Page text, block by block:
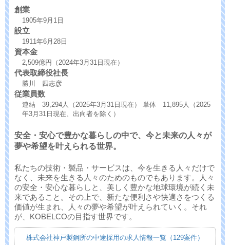
創業
1905年9月1日
設立
1911年6月28日
資本金
2,509億円（2024年3月31日現在）
代表取締役社長
勝川 四志彦
従業員数
連結 39,294人（2025年3月31日現在） 単体 11,895人（2025
年3月31日現在、出向者を除く）
安全・安心で豊かな暮らしの中で、今と未来の人々が
夢や希望を叶えられる世界。
私たちの技術・製品・サービスは、今を生きる人々だけで
なく、未来を生きる人々のためのものでもあります。人々
の安全・安心な暮らしと、美しく豊かな地球環境が続く未
来であること。その上で、新たな便利さや快適さをつくる
価値が生まれ、人々の夢や希望が叶えられていく。それ
が、KOBELCOの目指す世界です。
株式会社神戸製鋼所の中途採用の求人情報一覧（129案件）